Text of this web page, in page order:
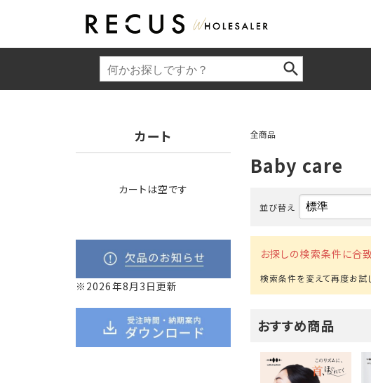
全商品
Baby care
並び替え
お探しの検索条件に合
おすすめ商品
カート
カートは空です
※2026年8月3日更新